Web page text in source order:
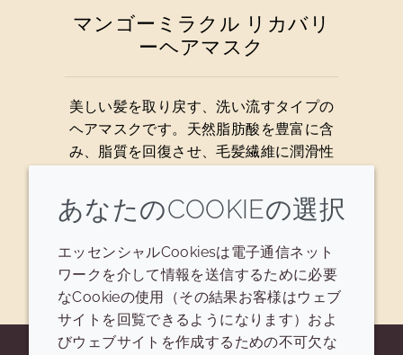
マンゴーミラクル リカバリ
ーヘアマスク
美しい髪を取り戻す、洗い流すタイプの
ヘアマスクです。天然脂肪酸を豊富に含
み、脂質を回復させ、毛髪繊維に潤滑性
処方を見る
あなたのCOOKIEの選択
エッセンシャルCookiesは電子通信ネット
ワークを介して情報を送信するために必要
なCookieの使用（その結果お客様はウェブ
サイトを回覧できるようになります）およ
びウェブサイトを作成するための不可欠な